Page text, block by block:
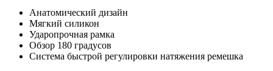
Анатомический дизайн
Мягкий силикон
Ударопрочная рамка
Обзор 180 градусов
Система быстрой регулировки натяжения ремешка